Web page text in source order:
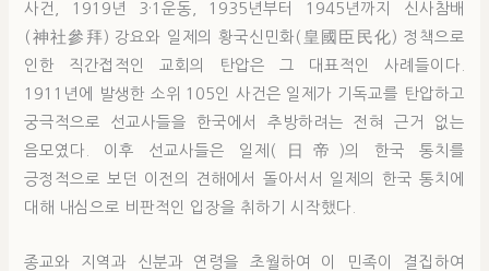
사건, 1919년 3·1운동, 1935년부터 1945년까지 신사참배
(神社參拜) 강요와 일제의 황국신민화(皇國臣民化) 정책으로
인한 직간접적인 교회의 탄압은 그 대표적인 사례들이다.
1911년에 발생한 소위 105인 사건은 일제가 기독교를 탄압하고
궁극적으로 선교사들을 한국에서 추방하려는 전혀 근거 없는
음모였다. 이후 선교사들은 일제(日帝)의 한국 통치를
긍정적으로 보던 이전의 견해에서 돌아서서 일제의 한국 통치에
대해 내심으로 비판적인 입장을 취하기 시작했다.
종교와 지역과 신분과 연령을 초월하여 이 민족이 결집하여